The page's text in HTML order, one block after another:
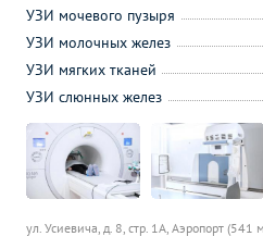
ул. Усиевича, д. 8, стр. 1А, Аэропорт (541
УЗИ мочевого пузыря
УЗИ молочных желез
УЗИ мягких тканей
УЗИ слюнных желез